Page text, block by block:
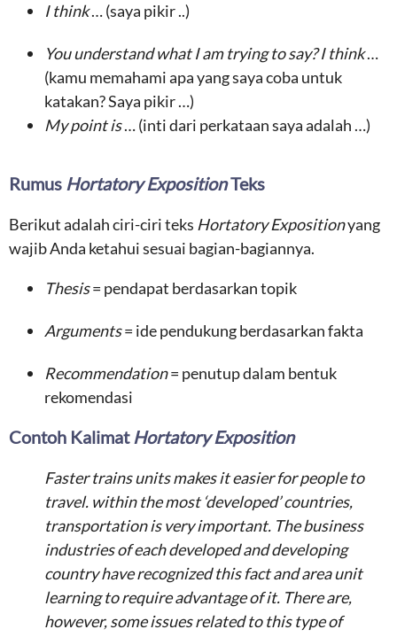
I think… (saya pikir ..)
You understand what I am trying to say? I think…
(kamu memahami apa yang saya coba untuk
katakan? Saya pikir …)
My point is… (inti dari perkataan saya adalah …)
Rumus Hortatory ExpositionTeks
Berikut adalah ciri-ciri teks Hortatory Expositionyang
wajib Anda ketahui sesuai bagian-bagiannya.
Thesis= pendapat berdasarkan topik
Arguments= ide pendukung berdasarkan fakta
Recommendation= penutup dalam bentuk
rekomendasi
Contoh Kalimat Hortatory Exposition
Faster trains units makes it easier for people to
travel. within the most ‘developed’ countries,
transportation is very important. The business
industries of each developed and developing
country have recognized this fact and area unit
learning to require advantage of it. There are,
however, some issues related to this type of